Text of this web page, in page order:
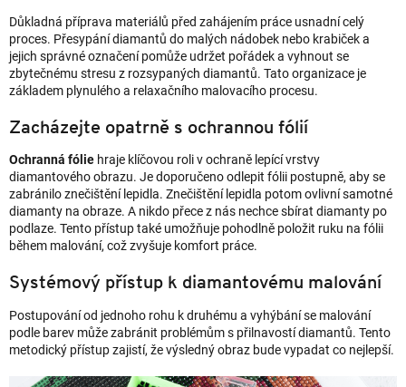
Důkladná příprava materiálů před zahájením práce usnadní celý
proces. Přesypání diamantů do malých nádobek nebo krabiček a
jejich správné označení pomůže udržet pořádek a vyhnout se
zbytečnému stresu z rozsypaných diamantů. Tato organizace je
základem plynulého a relaxačního malovacího procesu.
Zacházejte opatrně s ochrannou fólií
Ochranná fólie hraje klíčovou roli v ochraně lepící vrstvy
diamantového obrazu. Je doporučeno odlepit fólii postupně, aby se
zabránilo znečištění lepidla. Znečištění lepidla potom ovlivní samotné
diamanty na obraze. A nikdo přece z nás nechce sbírat diamanty po
podlaze. Tento přístup také umožňuje pohodlně položit ruku na fólii
během malování, což zvyšuje komfort práce.
Systémový přístup k diamantovému malování
Postupování od jednoho rohu k druhému a vyhýbání se malování
podle barev může zabránit problémům s přilnavostí diamantů. Tento
metodický přístup zajistí, že výsledný obraz bude vypadat co nejlepší.